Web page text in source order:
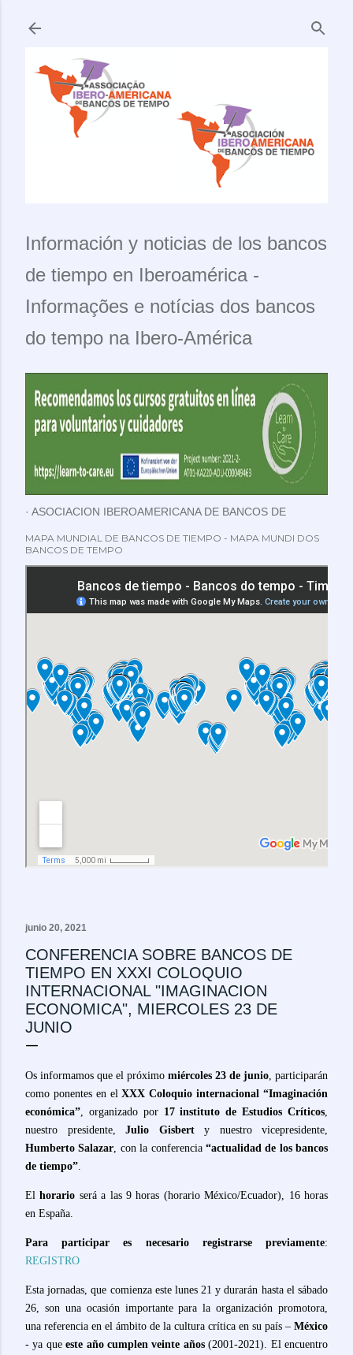
Información y noticias de los bancos
de tiempo en Iberoamérica -
Informações e notícias dos bancos
do tempo na Ibero-América
ASOCIACION IBEROAMERICANA DE BANCOS DE
TIEMPO
MAPA MUNDIAL DE BANCOS DE TIEMPO - MAPA MUNDI DOS
BANCOS DE TEMPO
junio 20, 2021
CONFERENCIA SOBRE BANCOS DE
TIEMPO EN XXXI COLOQUIO
INTERNACIONAL "IMAGINACION
ECONOMICA", MIERCOLES 23 DE
JUNIO
Os informamos que el próximo miércoles 23 de junio , participarán
como ponentes en elXXX Coloquio internacional “Imaginación
económica” , organizado por 17 instituto de Estudios Críticos
nuestro presidente, Julio Gisberty nuestro vicepresidente,
Humberto Salazar , con la conferencia “actualidad de los bancos
de tiempo”
Elhorario será a las 9 horas (horario México/Ecuador), 16 horas
en España.
Para participar es necesario registrarse previamente:
REGISTRO
Esta jornadas, que comienza este lunes 21 y durarán hasta el sábado
26, son una ocasión importante para la organización promotora,
una referencia en el ámbito de la cultura crítica en su país – México
- ya queeste año cumplen veinte años(2001-2021). El encuentro